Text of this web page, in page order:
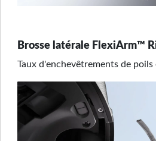
Brosse latérale FlexiArm™
Taux d'enchevêtrements de poils